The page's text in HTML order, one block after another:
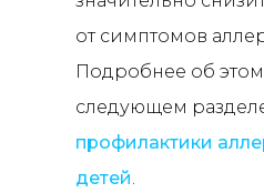
от симптомов
Подробнее об
следующем
профилактики
детей.